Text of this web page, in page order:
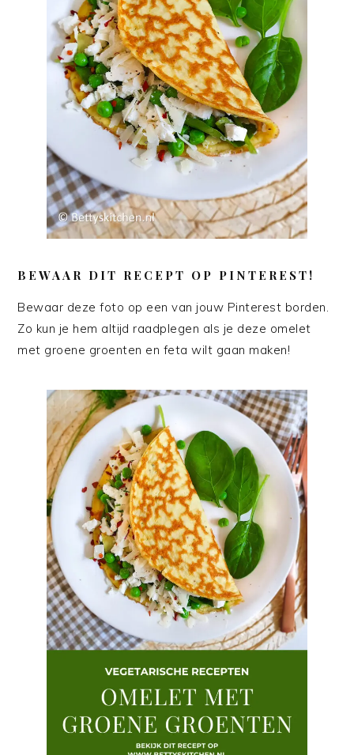
BEWAAR DIT RECEPT OP PINTEREST!
Bewaar deze foto op een van jouw Pinterest borden.
Zo kun je hem altijd raadplegen als je deze omelet
met groene groenten en feta wilt gaan maken!